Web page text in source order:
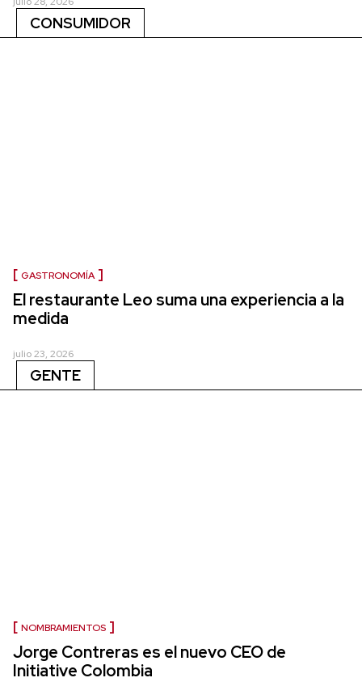
CONSUMIDOR
GASTRONOMÍA
El restaurante Leo suma una experiencia a la
medida
julio 23, 2026
GENTE
NOMBRAMIENTOS
Jorge Contreras es el nuevo CEO de
Initiative Colombia